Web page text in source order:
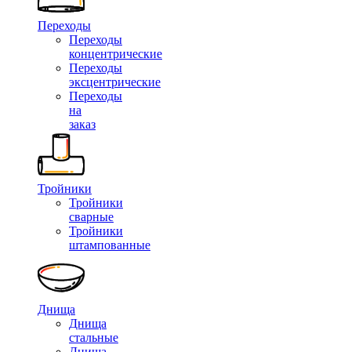
Переходы
Переходы
концентрические
Переходы
эксцентрические
Переходы
на
заказ
Тройники
Тройники
сварные
Тройники
штампованные
Днища
Днища
стальные